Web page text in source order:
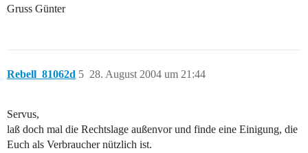
Gruss Günter
Rebell_81062d 28. August 2004 um 21:44
5
Servus,
laß doch mal die Rechtslage außenvor und finde eine Einigung, die
Euch als Verbraucher nützlich ist.